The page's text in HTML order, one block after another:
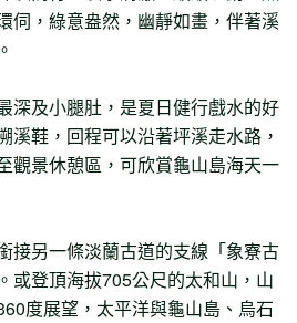
伺，綠意盎然，幽靜如畫，伴著溪
深及小腿肚，是夏日健行戲水的好
溪鞋，回程可以沿著坪溪走水路，
觀景休憩區，可欣賞龜山島海天一
接另一條淡蘭古道的支線「象寮古
或登頂海拔705公尺的太和山，山
度展望，太平洋與龜山島、烏石